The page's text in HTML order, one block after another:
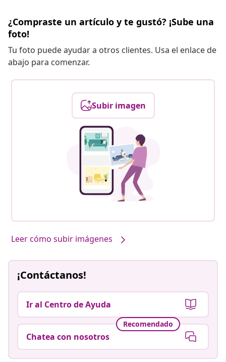
¿Compraste un artículo y te gustó? ¡Sube una
foto!
Tu foto puede ayudar a otros clientes. Usa el enlace de
abajo para comenzar.
Subir imagen
Leer cómo subir imágenes
¡Contáctanos!
Ir al Centro de Ayuda
Recomendado
Chatea con nosotros